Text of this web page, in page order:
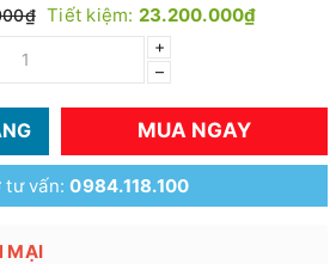
Tiết kiệm: 23.200.000₫
+
–
MUA NGAY
tư vấn:0984.118.100
MẠI